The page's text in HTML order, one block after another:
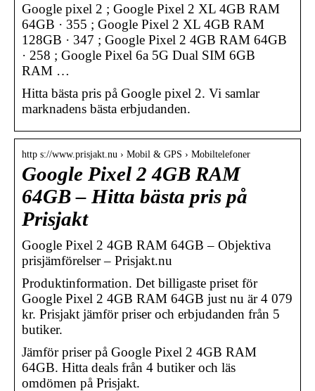
Google pixel 2 ; Google Pixel 2 XL 4GB RAM
64GB · 355 ; Google Pixel 2 XL 4GB RAM
128GB · 347 ; Google Pixel 2 4GB RAM 64GB
· 258 ; Google Pixel 6a 5G Dual SIM 6GB
RAM …
Hitta bästa pris på Google pixel 2. Vi samlar
marknadens bästa erbjudanden.
http s://www.prisjakt.nu › Mobil & GPS › Mobiltelefoner
Google Pixel 2 4GB RAM
64GB – Hitta bästa pris på
Prisjakt
Google Pixel 2 4GB RAM 64GB – Objektiva
prisjämförelser – Prisjakt.nu
Produktinformation. Det billigaste priset för
Google Pixel 2 4GB RAM 64GB just nu är 4 079
kr. Prisjakt jämför priser och erbjudanden från 5
butiker.
Jämför priser på Google Pixel 2 4GB RAM
64GB. Hitta deals från 4 butiker och läs
omdömen på Prisjakt.